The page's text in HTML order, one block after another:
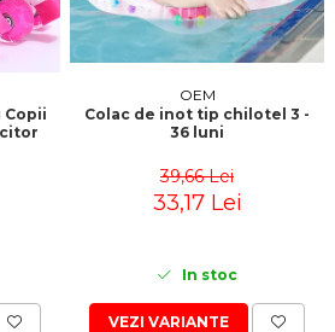
Copii
OEM
Colac de inot tip chilotel 3 -
36 luni
39,66 Lei
33,17 Lei
In stoc
VEZI VARIANTE